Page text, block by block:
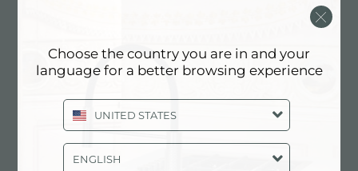
Choose the country you are in and your
language for a better browsing experience
UNITED STATES
ENGLISH